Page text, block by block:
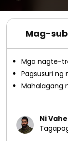
Mag-
Mga nagte-
Pagsusuri
Mahalagang
Ni